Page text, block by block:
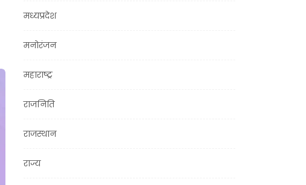
मध्यप्रदेश
मनोरंजन
महाराष्ट्र
राजनिति
राजस्थान
राज्य